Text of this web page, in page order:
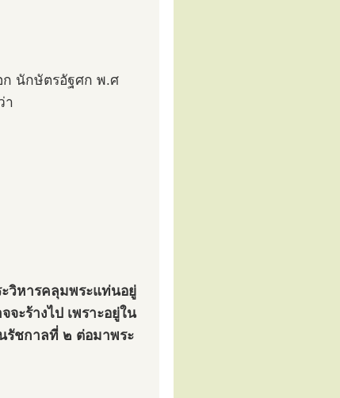
ก นักษัตรอัฐศก พ.ศ
า
วิหารคลุมพระแท่นอยู่
ะร้างไป เพราะอยู่ใน
รัชกาลที่ ๒ ต่อมาพระ